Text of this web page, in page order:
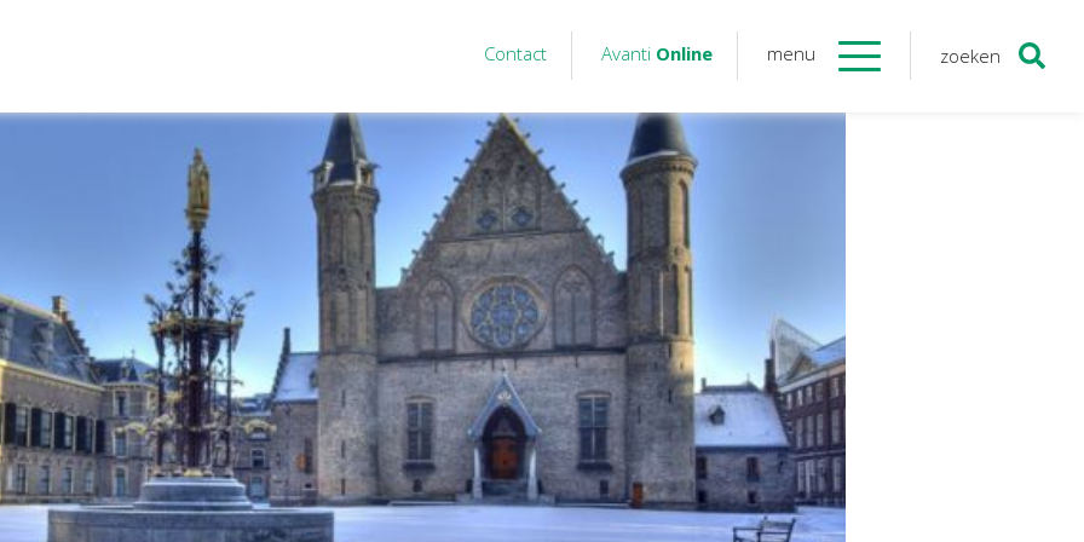
Contact Avanti Online menu zoeken
personeel
advies
Purmerend
Nieuws& informatie
Nieuwsbrief
Nieuwsoverzicht
Handige links
Downloads
Contact
Avanti
Twinfield – Boekhouden
BaseCone – Facturen
Visionplanner – Rapportage
Klantenportaal – Online dossiers
Online Salaris – Salarissen
Nextens-Accorderen aangiften